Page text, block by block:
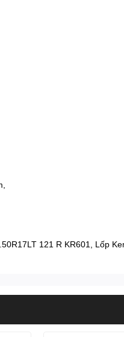
121 R KR601, Lốp